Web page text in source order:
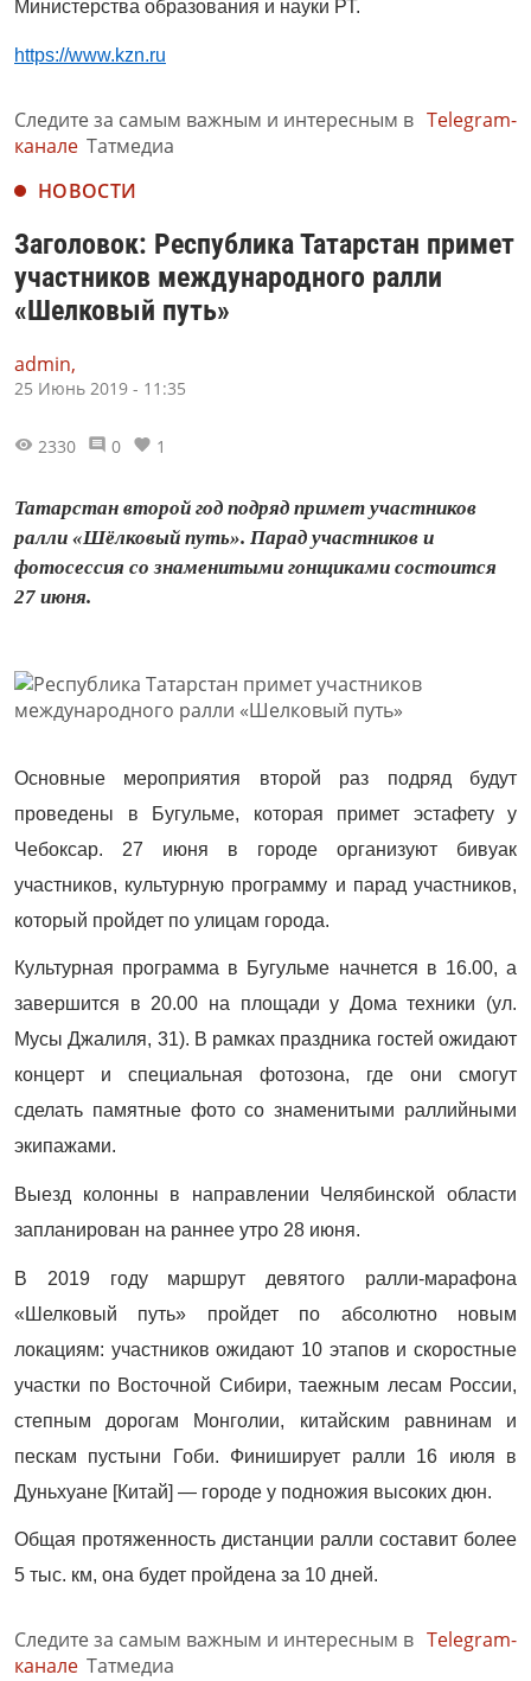
Министерства образования и науки РТ.
https://www.kzn.ru
Следите за самым важным и интересным в Telegram-
канале Татмедиа
НОВОСТИ
Заголовок: Республика Татарстан примет
участников международного ралли
«Шелковый путь»
admin,
25 Июнь 2019 - 11:35
2330 0 1
Татарстан второй год подряд примет участников
ралли «Шёлковый путь». Парад участников и
фотосессия со знаменитыми гонщиками состоится
27 июня.
Основные мероприятия второй раз подряд будут
проведены в Бугульме, которая примет эстафету у
Чебоксар. 27 июня в городе организуют бивуак
участников, культурную программу и парад участников,
который пройдет по улицам города.
Культурная программа в Бугульме начнется в 16.00, а
завершится в 20.00 на площади у Дома техники (ул.
Мусы Джалиля, 31). В рамках праздника гостей ожидают
концерт и специальная фотозона, где они смогут
сделать памятные фото со знаменитыми раллийными
экипажами.
Выезд колонны в направлении Челябинской области
запланирован на раннее утро 28 июня.
В 2019 году маршрут девятого ралли-марафона
«Шелковый путь» пройдет по абсолютно новым
локациям: участников ожидают 10 этапов и скоростные
участки по Восточной Сибири, таежным лесам России,
степным дорогам Монголии, китайским равнинам и
пескам пустыни Гоби. Финиширует ралли 16 июля в
Дуньхуане [Китай] — городе у подножия высоких дюн.
Общая протяженность дистанции ралли составит более
5 тыс. км, она будет пройдена за 10 дней.
Следите за самым важным и интересным в Telegram-
канале Татмедиа